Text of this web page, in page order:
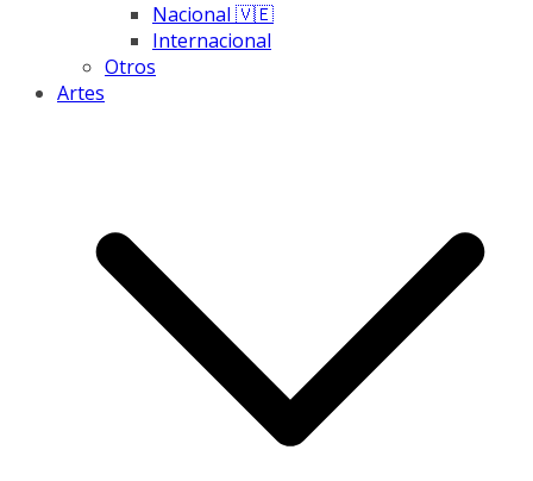
Nacional 🇻🇪
Internacional
Otros
Artes